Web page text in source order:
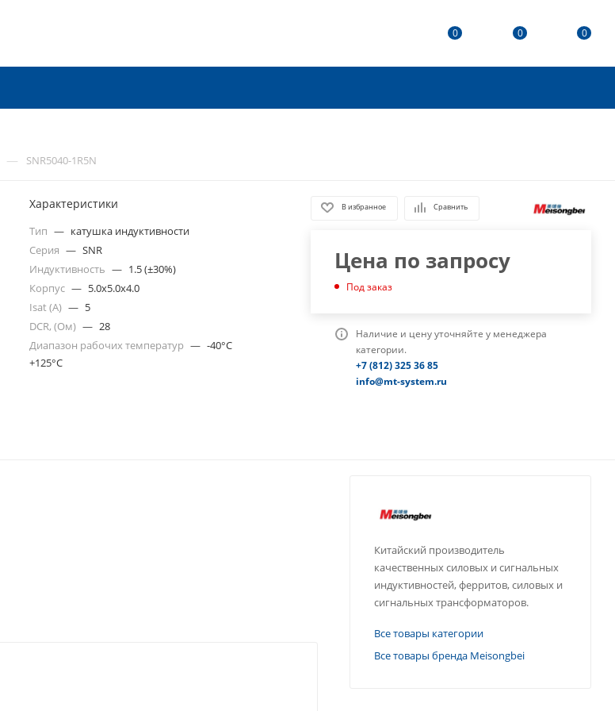
0 0 0
— SNR5040-1R5N
Характеристики
Тип — катушка индуктивности
Серия — SNR
Индуктивность — 1.5 (±30%)
Корпус — 5.0x5.0x4.0
Isat (A) — 5
DCR, (Ом) — 28
Диапазон рабочих температур — -40°C
+125°C
В избранное Сравнить
Цена по запросу
Под заказ
Наличие и цену уточняйте у менеджера
категории.
+7 (812) 325 36 85
info@mt-system.ru
Китайский производитель
качественных силовых и сигнальных
индуктивностей, ферритов, силовых и
сигнальных трансформаторов.
Все товары категории
Все товары бренда Meisongbei